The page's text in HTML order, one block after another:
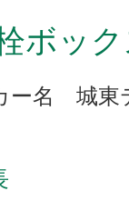
ボック
ー名 城東